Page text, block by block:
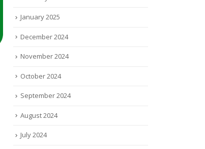
January 2025
December 2024
November 2024
October 2024
September 2024
August 2024
July 2024